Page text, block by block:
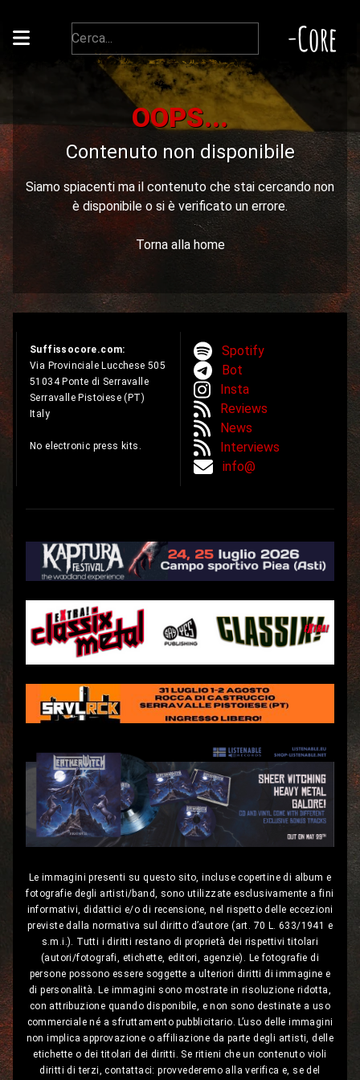
-Core
OOPS...
Contenuto non disponibile
Siamo spiacenti ma il contenuto che stai cercando non
è disponibile o si è verificato un errore.
Torna alla home
Suffissocore.com:
Via Provinciale Lucchese 505
51034 Ponte di Serravalle
Serravalle Pistoiese (PT)
Italy
No electronic press kits.
Spotify
Bot
Insta
Reviews
News
Interviews
info@
Le immagini presenti su questo sito, incluse copertine di album e
fotografie degli artisti/band, sono utilizzate esclusivamente a fini
informativi, didattici e/o di recensione, nel rispetto delle eccezioni
previste dalla normativa sul diritto d’autore (art. 70 L. 633/1941 e
s.m.i.). Tutti i diritti restano di proprietà dei rispettivi titolari
(autori/fotografi, etichette, editori, agenzie). Le fotografie di
persone possono essere soggette a ulteriori diritti di immagine e
di personalità. Le immagini sono mostrate in risoluzione ridotta,
con attribuzione quando disponibile, e non sono destinate a uso
commerciale né a sfruttamento pubblicitario. L’uso delle immagini
non implica approvazione o affiliazione da parte degli artisti, delle
etichette o dei titolari dei diritti. Se ritieni che un contenuto violi
diritti di terzi, contattaci: provvederemo alla verifica e, se del